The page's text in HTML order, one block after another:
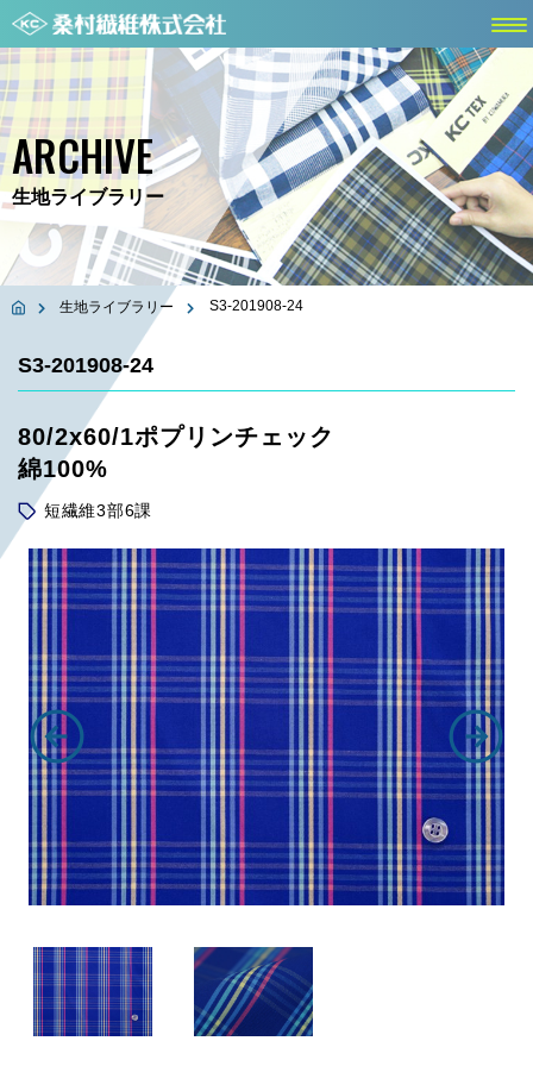
ARCHIVE
生地ライブラリー
生地ライブラリー S3-201908-24
S3-201908-24
80/2x60/1ポプリンチェック
綿100%
短繊維3部6課